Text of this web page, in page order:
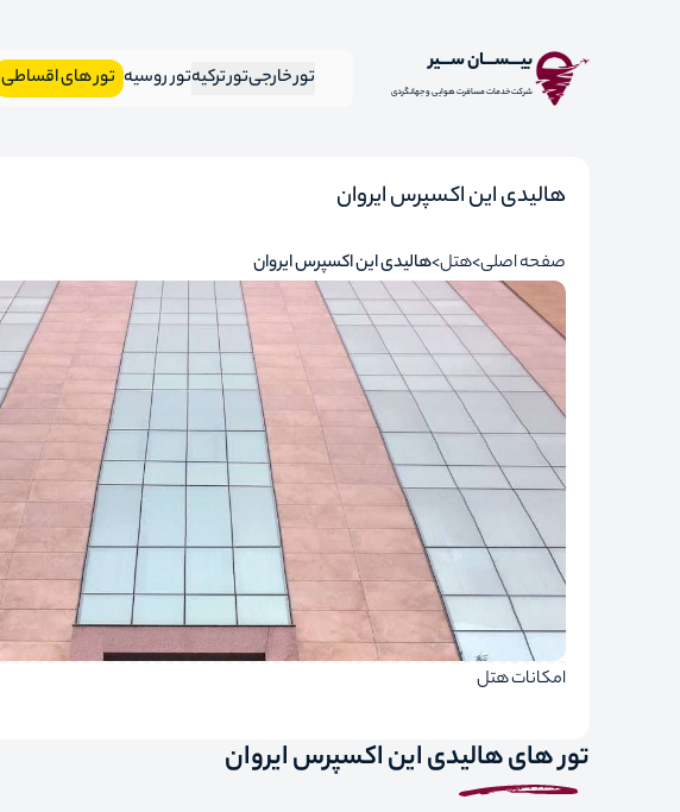
بیـــســـان ســـیر
شرکت خدمات مسافرت هوایی و جهانگردی تور خارجی تور ترکیهتور روسیه تور های اقساطی
هالیدی این اکسپرس ایروان
صفحه اصلی هتل هالیدی این اکسپرس ایروان
امکانات هتل
تور های هالیدی این اکسپرس ایروان